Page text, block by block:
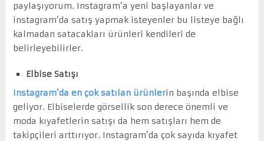
paylaşıyorum. Instagram’a yeni başlayanlar ve
instagram’da satış yapmak isteyenler bu listeye bağlı
kalmadan satacakları ürünleri kendileri de
belirleyebilirler.
Elbise Satışı
Instagram’da en çok satılan ürünlerin başında elbise
geliyor. Elbiselerde görsellik son derece önemli ve
moda kıyafetlerin satışı da hem satışları hem de
takipçileri arttırıyor. Instagram’da çok sayıda kıyafet